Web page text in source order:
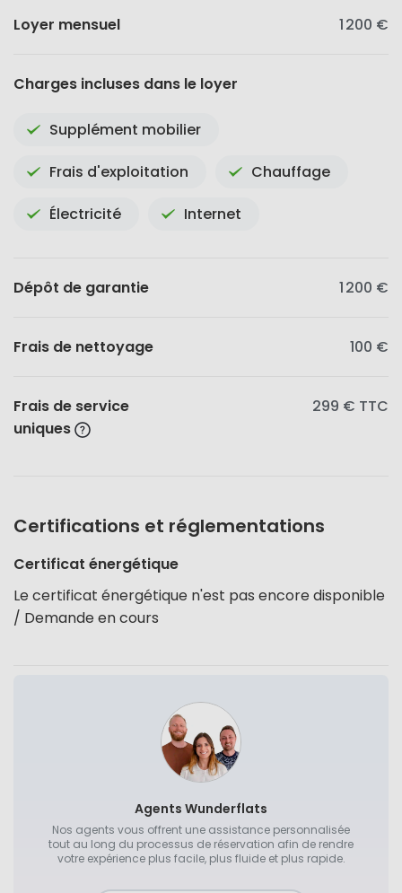
Loyer mensuel 1 200 €
Charges incluses dans le loyer
Supplément mobilier
Frais d'exploitation Chauffage
Électricité Internet
Dépôt de garantie 1 200 €
Frais de nettoyage 100 €
Frais de service
uniques
299 € TTC
Certifications et réglementations
Certificat énergétique
Le certificat énergétique n'est pas encore disponible
/ Demande en cours
Agents Wunderflats
Nos agents vous offrent une assistance personnalisée
tout au long du processus de réservation afin de rendre
votre expérience plus facile, plus fluide et plus rapide.